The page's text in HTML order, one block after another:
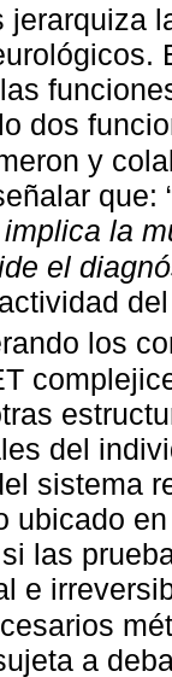
jerarquiza
dos
y
que:
la
el
los
del
sistema
ubicado
las
e
a